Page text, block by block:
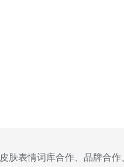
皮肤表情词库合作、品牌合